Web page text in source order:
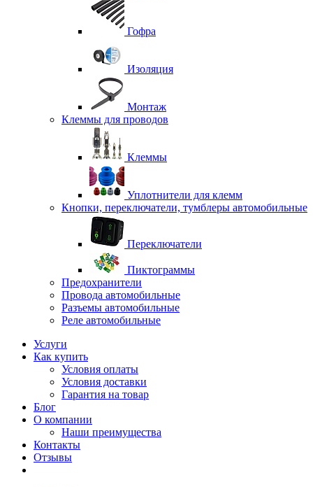
Гофра
Изоляция
Монтаж
Клеммы для проводов
Клеммы
Уплотнители для клемм
Кнопки, переключатели, тумблеры автомобильные
Переключатели
Пиктограммы
Предохранители
Провода автомобильные
Разъемы автомобильные
Реле автомобильные
Услуги
Как купить
Условия оплаты
Условия доставки
Гарантия на товар
Блог
О компании
Наши преимущества
Контакты
Отзывы